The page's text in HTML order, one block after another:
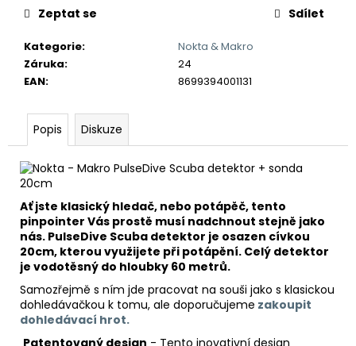
Kategorie:
Nokta & Makro
Záruka:
24
EAN: 8699394001131
Zeptat se Sdílet
Popis Diskuze
Ať jste klasický hledač, nebo potápěč, tento
pinpointer Vás prostě musí nadchnout stejně jako
nás. PulseDive Scuba detektor je osazen cívkou
20cm, kterou využijete při potápění. Celý detektor
je vodotěsný do hloubky 60 metrů.
Samozřejmě s ním jde pracovat na souši jako s klasickou
dohledávačkou k tomu, ale doporučujeme zakoupit
dohledávací hrot.
Patentovaný design - Tento inovativní design
e
DETEKTOR
KOVŮ
6000
ZÁNOVNÍ
V
ZÁRUCE
149
Kč